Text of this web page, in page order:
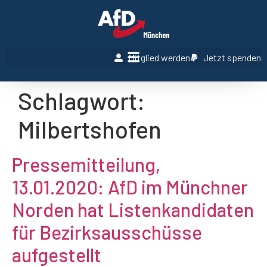
Mitglied werden Jetzt spenden
Schlagwort:
Milbertshofen
Pressemitteilung,
13.01.2020: AfD im Münchner
Norden hat Listenkandidaten
für Bezirksausschüsse
aufgestellt